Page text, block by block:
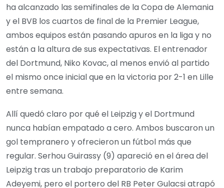
ha alcanzado las semifinales de la Copa de Alemania
y el BVB los cuartos de final de la Premier League,
ambos equipos están pasando apuros en la liga y no
están a la altura de sus expectativas. El entrenador
del Dortmund, Niko Kovac, al menos envió al partido
el mismo once inicial que en la victoria por 2-1 en Lille
entre semana.
Allí quedó claro por qué el Leipzig y el Dortmund
nunca habían empatado a cero. Ambos buscaron un
gol tempranero y ofrecieron un fútbol más que
regular. Serhou Guirassy (9) apareció en el área del
Leipzig tras un trabajo preparatorio de Karim
Adeyemi, pero el portero del RB Peter Gulacsi atrapó